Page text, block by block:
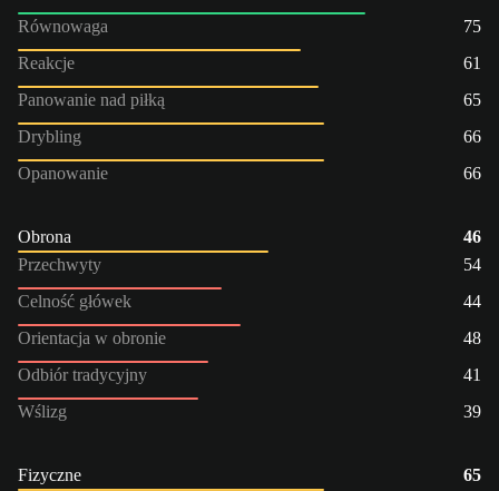
Równowaga
75
Reakcje
61
Panowanie nad piłką
65
Drybling
66
Opanowanie
66
Obrona
46
Przechwyty
54
Celność główek
44
Orientacja w obronie
48
Odbiór tradycyjny
41
Wślizg
39
Fizyczne
65